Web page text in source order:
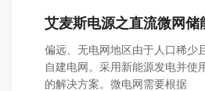
艾麦斯电源之直流微网储
偏远、无电网地区由于人口稀少
自建电网。采用新能源发电并使
的解决方案。微电网需要根据